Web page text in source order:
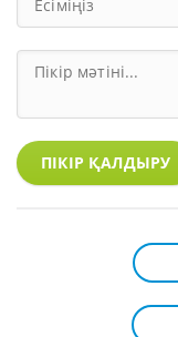
ПІКІР ҚАЛДЫРУ